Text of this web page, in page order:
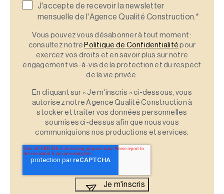
J'accepte de recevoir la newsletter
mensuelle de l'Agence Qualité Construction.*
Vous pouvez vous désabonner à tout moment :
consultez notre Politique de Confidentialité pour
exercez vos droits et en savoir plus sur notre
engagement vis-à-vis de la protection et du respect
de la vie privée.
En cliquant sur « Je m'inscris » ci-dessous, vous
autorisez notre Agence Qualité Construction à
stocker et traiter vos données personnelles
soumises ci-dessus afin que nous vous
communiquions nos productions et services.